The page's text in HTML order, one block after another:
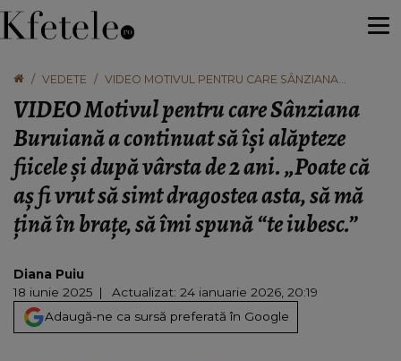
VEDETE
VIDEO MOTIVUL PENTRU CARE SÂNZIANA
ȘI DUPĂ VÂRSTA DE 2 ANI. „POATE CĂ AȘ FI VRUT
SĂ SIMT DRAGOSTEA ASTA, SĂ MĂ ȚINĂ ÎN BRAȚE,
SĂ ÎMI SPUNĂ “TE IUBESC.”
VIDEO Motivul pentru care Sânziana
Buruiană a continuat să își alăpteze
fiicele și după vârsta de 2 ani. „Poate că
aș fi vrut să simt dragostea asta, să mă
țină în brațe, să îmi spună “te iubesc.”
Diana Puiu
18 iunie 2025
Actualizat: 24 ianuarie 2026, 20:19
Adaugă-ne ca sursă preferată în Google